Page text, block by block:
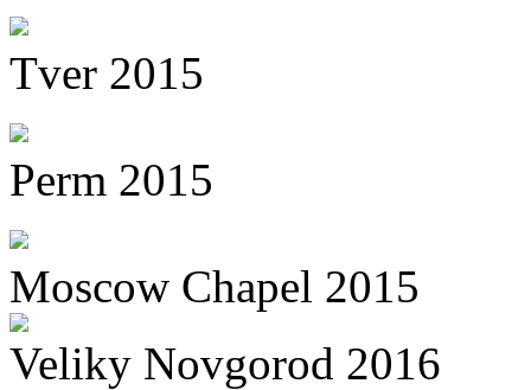
Tver 2015
Perm 2015
Moscow Chapel 2015
Veliky Novgorod 2016